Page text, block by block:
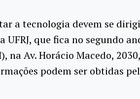
a tecnologia devem se
UFRJ, que fica no segundo
na Av. Horácio Macedo,
podem ser obtidas